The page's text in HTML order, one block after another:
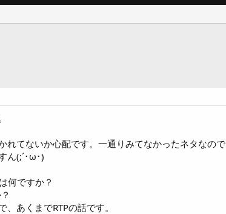
れてないか心配です。一通りみてなかったネタなので
ん(;´･ω･)
何ですか？
あくまでRTPの話です。